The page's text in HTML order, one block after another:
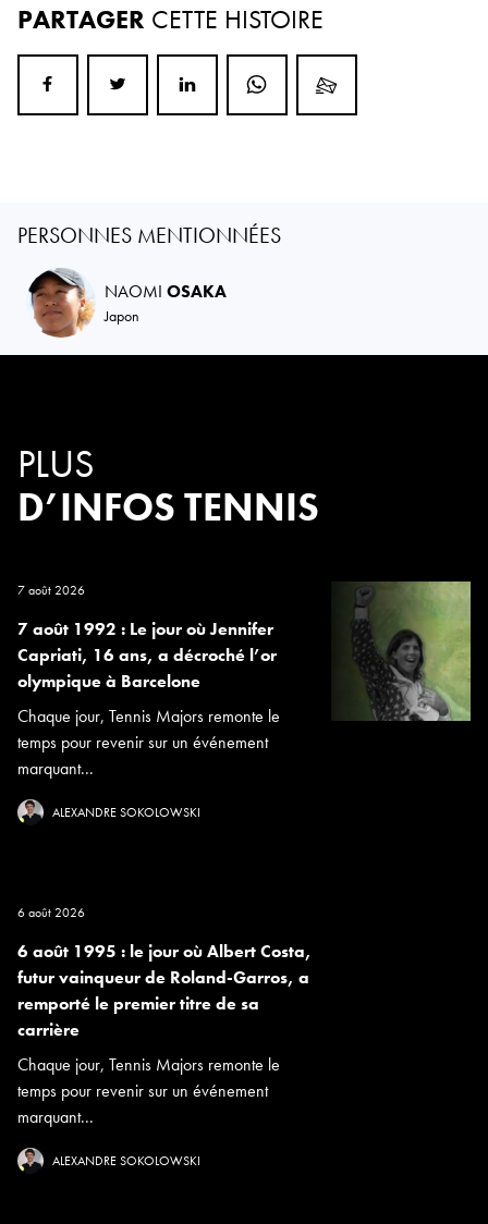
PARTAGER CETTE HISTOIRE
PERSONNES MENTIONNÉES
NAOMI OSAKA
Japon
PLUS
D’INFOS TENNIS
7 août 2026
7 août 1992 : Le jour où Jennifer
Capriati, 16 ans, a décroché l’or
olympique à Barcelone
Chaque jour, Tennis Majors remonte le
temps pour revenir sur un événement
marquant...
ALEXANDRE SOKOLOWSKI
6 août 2026
6 août 1995 : le jour où Albert Costa,
futur vainqueur de Roland-Garros, a
remporté le premier titre de sa
carrière
Chaque jour, Tennis Majors remonte le
temps pour revenir sur un événement
marquant...
ALEXANDRE SOKOLOWSKI